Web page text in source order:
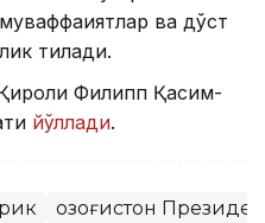
ва дўст
тилади.
Филипп Қасим-
йўллади.
Қозоғистон